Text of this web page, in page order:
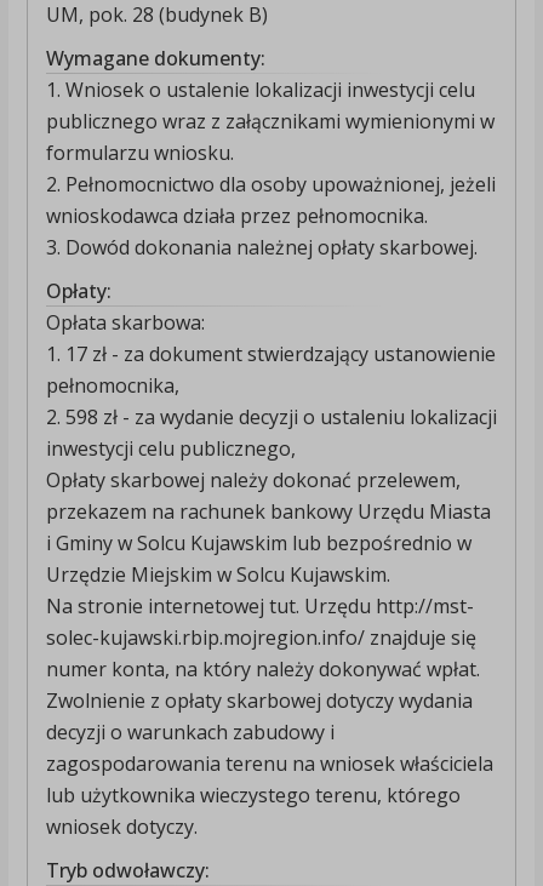
UM, pok. 28 (budynek B)
Wymagane dokumenty:
1. Wniosek o ustalenie lokalizacji inwestycji celu
publicznego wraz z załącznikami wymienionymi w
formularzu wniosku.
2. Pełnomocnictwo dla osoby upoważnionej, jeżeli
wnioskodawca działa przez pełnomocnika.
3. Dowód dokonania należnej opłaty skarbowej.
Opłaty:
Opłata skarbowa:
1. 17 zł - za dokument stwierdzający ustanowienie
pełnomocnika,
2. 598 zł - za wydanie decyzji o ustaleniu lokalizacji
inwestycji celu publicznego,
Opłaty skarbowej należy dokonać przelewem,
przekazem na rachunek bankowy Urzędu Miasta
i Gminy w Solcu Kujawskim lub bezpośrednio w
Urzędzie Miejskim w Solcu Kujawskim.
Na stronie internetowej tut. Urzędu http://mst-
solec-kujawski.rbip.mojregion.info/ znajduje się
numer konta, na który należy dokonywać wpłat.
Zwolnienie z opłaty skarbowej dotyczy wydania
decyzji o warunkach zabudowy i
zagospodarowania terenu na wniosek właściciela
lub użytkownika wieczystego terenu, którego
wniosek dotyczy.
Tryb odwoławczy: